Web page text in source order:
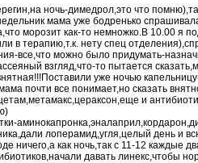
ночь-димедрол,это что
мама уже бодренько
морозит как-то немножко.В 10.00 я
в терапию,т.к. нету спец
все,что можно былопридумать-
взгляд,что-то пытается сказать
уже ночью
почти все понимает,но сказать
и
лоперамид,угля,целый день и
ничего,а как ночь,так с 11-12 каждые
давать линекс,чтобы